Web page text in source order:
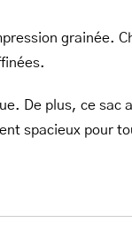
grainée.
De plus, ce sac
spacieux pour